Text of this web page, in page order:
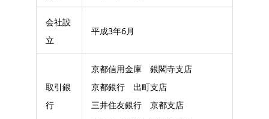
会社設
立
平成3年6月
取引銀
行
京都信用金庫 銀閣寺支店
京都銀行 出町支店
三井住友銀行 京都支店